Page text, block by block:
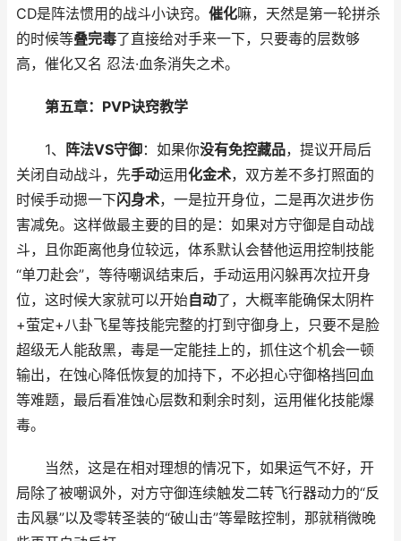
CD是阵法惯用的战斗小诀窍。 催化嘛，天然是第一轮拼杀
的时候等叠完毒了直接给对手来一下，只要毒的层数够
高，催化又名 忍法·血条消失之术。
第五章：PVP诀窍教学
1、 阵法VS守御：如果你没有免控藏品，提议开局后
关闭自动战斗，先手动运用化金术，双方差不多打照面的
时候手动摁一下闪身术，一是拉开身位，二是再次进步伤
害减免。这样做最主要的目的是：如果对方守御是自动战
斗，且你距离他身位较远，体系默认会替他运用控制技能
“单刀赴会”，等待嘲讽结束后，手动运用闪躲再次拉开身
位，这时候大家就可以开始自动了，大概率能确保太阴杵
+萤定+八卦飞星等技能完整的打到守御身上，只要不是脸
超级无人能敌黑，毒是一定能挂上的，抓住这个机会一顿
输出，在蚀心降低恢复的加持下，不必担心守御格挡回血
等难题，最后看准蚀心层数和剩余时刻，运用催化技能爆
毒。
当然，这是在相对理想的情况下，如果运气不好，开
局除了被嘲讽外，对方守御连续触发二转飞行器动力的“反
击风暴”以及零转圣装的“破山击”等晕眩控制，那就稍微晚